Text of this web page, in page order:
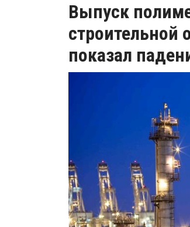
Выпуск
строительной
показал